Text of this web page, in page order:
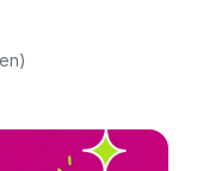
ഞങ്ങൾ
നിർമ്മിക്കാൻ